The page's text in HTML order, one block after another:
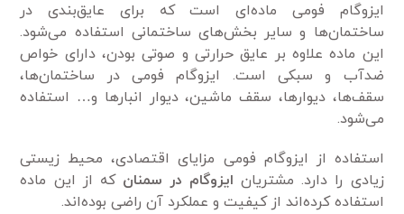
ایزوگام فومی ماده‌ای است که برای عایق‌بندی در
ساختمان‌ها و سایر بخش‌های ساختمانی استفاده می‌شود.
این ماده علاوه بر عایق حرارتی و صوتی بودن، دارای خواص
ضدآب و سبکی است. ایزوگام فومی در ساختمان‌ها،
سقف‌ها، دیوارها، سقف ماشین، دیوار انبارها و… استفاده
می‌شود.
استفاده از ایزوگام فومی مزایای اقتصادی، محیط زیستی
زیادی را دارد. مشتریانایزوگام در سمنان که از این ماده
استفاده کرده‌اند از کیفیت و عملکرد آن راضی بوده‌اند.